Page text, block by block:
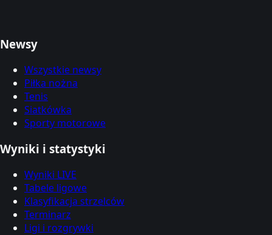
Newsy
Wszystkie newsy
Piłka nożna
Tenis
Siatkówka
Sporty motorowe
Wyniki i statystyki
Wyniki LIVE
Tabele ligowe
Klasyfikacja strzelców
Terminarz
Ligi i rozgrywki